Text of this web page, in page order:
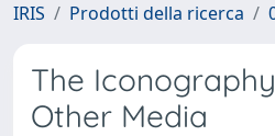
IRIS Prodotti della ricerca
The
Other Media